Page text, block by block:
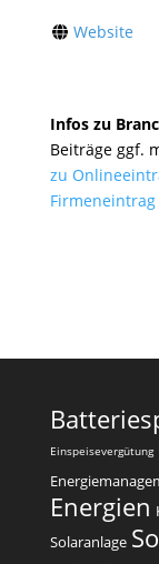
Website
Infos zu
Beiträge ggf.
zu
Einspeisevergütung
Energien
Solaranlage